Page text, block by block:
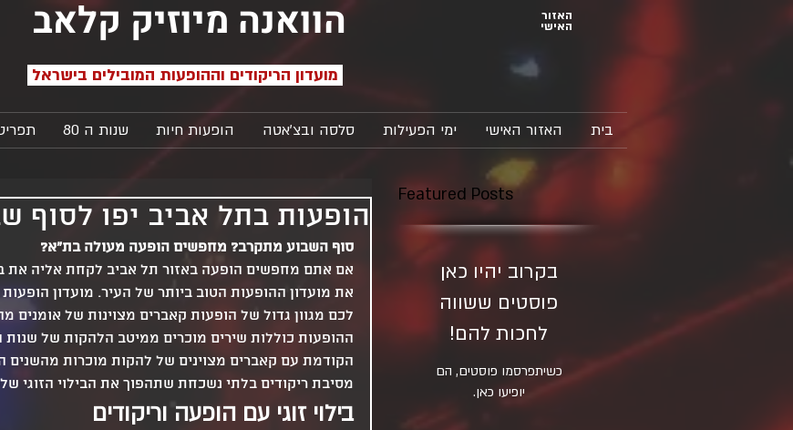
הוואנה מיוזיק קלאב
מועדון הריקודים וההופעות המובילים בישראל
האזור
האישי
בית האזור האישי ימי הפעילות סלסה ובצ'אטה הופעות חיות שנות ה 80
הופעות בתל אביב יפו לסוף
סוף השבוע מתקרב? מחפשים הופעה מעולה בת"א?
אם אתם מחפשים הופעה באזור תל אביב לקחת אליה את
את מועדון ההופעות הטוב ביותר של העיר. מועדון
לכם מגוון גדול של הופעות קאברים מצוינות של אומנים
הקודמת עם קאברים מצוינים של להקות מוכרות מהשנים
מסיבת ריקודים בלתי נשכחת שתהפוך את הבילוי הזוגי
בילוי זוגי עם הופעה וריקודים
Featured Posts
בקרוב יהיו כאן
פוסטים ששווה
לחכות להם!
כשיתפרסמו פוסטים, הם
יופיעו כאן.